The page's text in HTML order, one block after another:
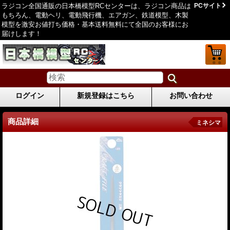
ラジコン全国通販の日本橋模型RCセンターは、ラジコン商品は
もちろん、電動ヘリ、電動飛行機、エアガン、鉄道模型、木製
模型を激安お値打ち価格・基本送料無料にて全国のお客様にお
届けします！
PCサイト
ログイン 新規登録はこちら お問い合わせ
商品詳細 ミネシマ